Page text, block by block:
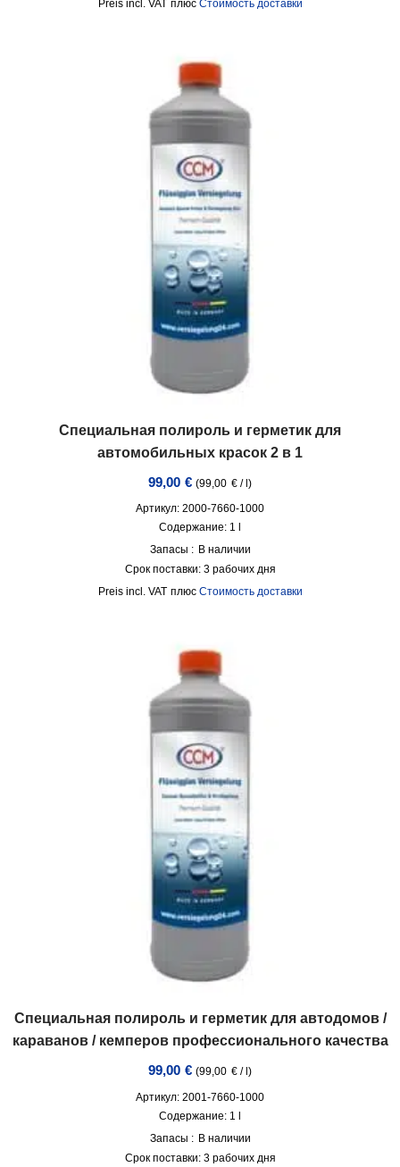
incl. VAT плюс Стоимость доставки
Специальная полироль и герметик для
автомобильных красок 2 в 1
99,00 € (99,00 € /l)
Артикул: 2000-7660-1000
Содержание: 1
Запасы : В наличии
Срок поставки: 3 рабочих дня
incl. VAT плюс Стоимость доставки
Специальная полироль и герметик для автодомов /
караванов / кемперов профессионального качества
99,00 € (99,00 € / )
Артикул: 2001-7660-1000
Содержание: 1 l
Запасы : В наличии
Срок поставки: 3 рабочих дня